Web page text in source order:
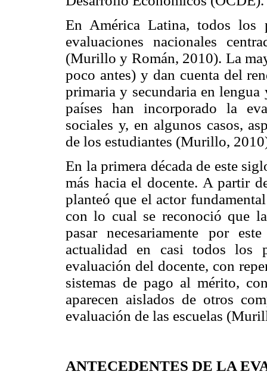
En América Latina, todos los
evaluaciones nacionales
(Murillo y Román, 2010). La
poco antes) y dan cuenta del
primaria y secundaria en
países han incorporado la
sociales y, en algunos casos,
de los estudiantes (Murillo,
En la primera década de este
más hacia el docente. A partir
planteó que el actor
con lo cual se reconoció que
pasar necesariamente por
actualidad en casi todos los
evaluación del docente, con
sistemas de pago al mérito,
aparecen aislados de otros
evaluación de las escuelas
ANTECEDENTES DE LA